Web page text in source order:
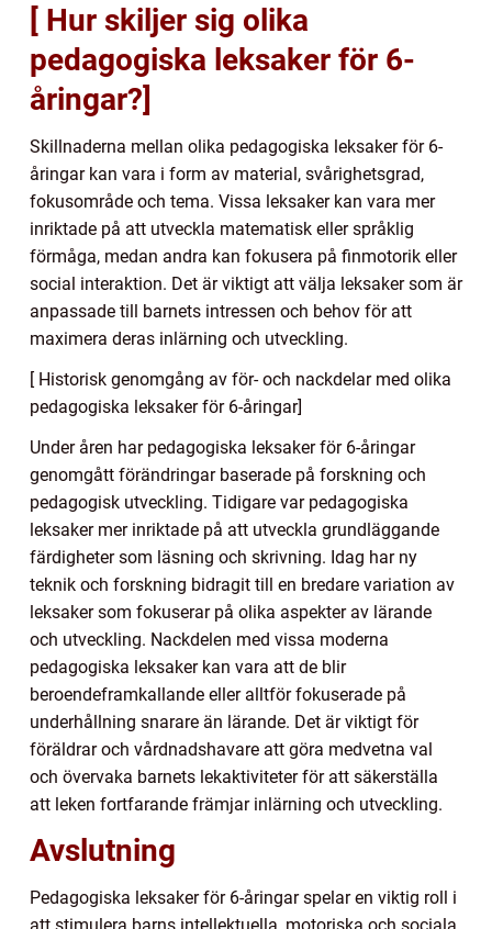
[ Hur skiljer sig olika
pedagogiska leksaker för 6-
åringar?]
Skillnaderna mellan olika pedagogiska leksaker för 6-
åringar kan vara i form av material, svårighetsgrad,
fokusområde och tema. Vissa leksaker kan vara mer
inriktade på att utveckla matematisk eller språklig
förmåga, medan andra kan fokusera på finmotorik eller
social interaktion. Det är viktigt att välja leksaker som är
anpassade till barnets intressen och behov för att
maximera deras inlärning och utveckling.
[ Historisk genomgång av för- och nackdelar med olika
pedagogiska leksaker för 6-åringar]
Under åren har pedagogiska leksaker för 6-åringar
genomgått förändringar baserade på forskning och
pedagogisk utveckling. Tidigare var pedagogiska
leksaker mer inriktade på att utveckla grundläggande
färdigheter som läsning och skrivning. Idag har ny
teknik och forskning bidragit till en bredare variation av
leksaker som fokuserar på olika aspekter av lärande
och utveckling. Nackdelen med vissa moderna
pedagogiska leksaker kan vara att de blir
beroendeframkallande eller alltför fokuserade på
underhållning snarare än lärande. Det är viktigt för
föräldrar och vårdnadshavare att göra medvetna val
och övervaka barnets lekaktiviteter för att säkerställa
att leken fortfarande främjar inlärning och utveckling.
Avslutning
Pedagogiska leksaker för 6-åringar spelar en viktig roll i